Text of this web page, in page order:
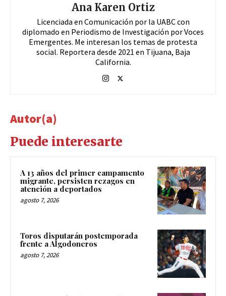
Ana Karen Ortiz
Licenciada en Comunicación por la UABC con
diplomado en Periodismo de Investigación por Voces
Emergentes. Me interesan los temas de protesta
social. Reportera desde 2021 en Tijuana, Baja
California.
Autor(a)
Puede interesarte
A 13 años del primer campamento
migrante, persisten rezagos en
atención a deportados
agosto 7, 2026
Toros disputarán postemporada
frente a Algodoneros
agosto 7, 2026